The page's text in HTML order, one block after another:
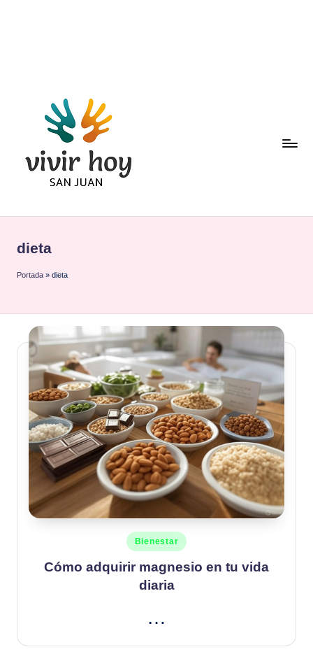
Saltar
contenido
dieta
Portada » dieta
Publicado
en
Bienestar
Cómo adquirir magnesio en tu vida
diaria
…